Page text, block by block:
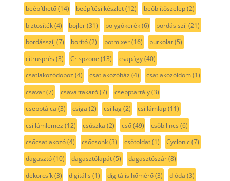
beépíthető(14) beépítési készlet(12) beőblítőszelep(2)
biztosíték(4) bojler(31) bolygókerék(6) bordás szíj (21)
bordásszíj (7) borító(2) botmixer(16) burkolat(5)
citrusprés (3) Crispzone (13) csapágy(40)
csatlakozódoboz (4) csatlakozóház (4) csatlakozóidom(1)
csavar(7) csavartakaró(7) csepptartály(3)
csepptálca (3) csiga (2) csillag(2) csillámlap(11)
csillámlemez (12) csúszka (2) cső(49) csőbilincs (6)
csőcsatlakozó(4) csőcsonk(3) csőtoldat(1) Cyclonic(7)
dagasztó(10) dagasztólapát(5) dagasztószár(8)
dekorcsík(3) digitális (1) digitális hőmérő(3) dióda (3)